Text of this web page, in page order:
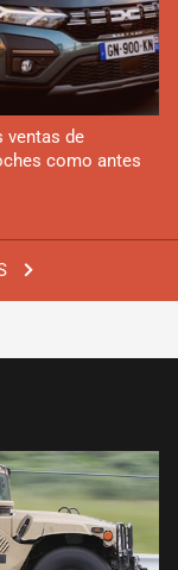
ventas de
como antes